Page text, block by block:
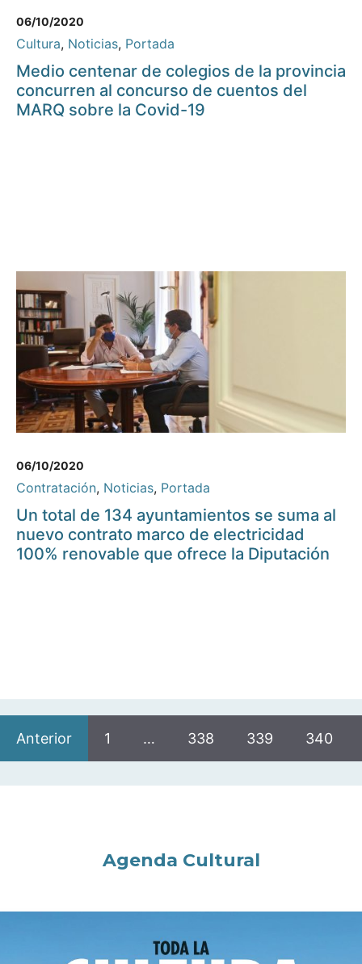
06/10/2020
Cultura, Noticias, Portada
Medio centenar de colegios de la provincia
concurren al concurso de cuentos del
MARQ sobre la Covid-19
06/10/2020
Contratación, Noticias, Portada
Un total de 134 ayuntamientos se suma al
nuevo contrato marco de electricidad
100% renovable que ofrece la Diputación
Anterior 1 … 338 339 340
Agenda Cultural